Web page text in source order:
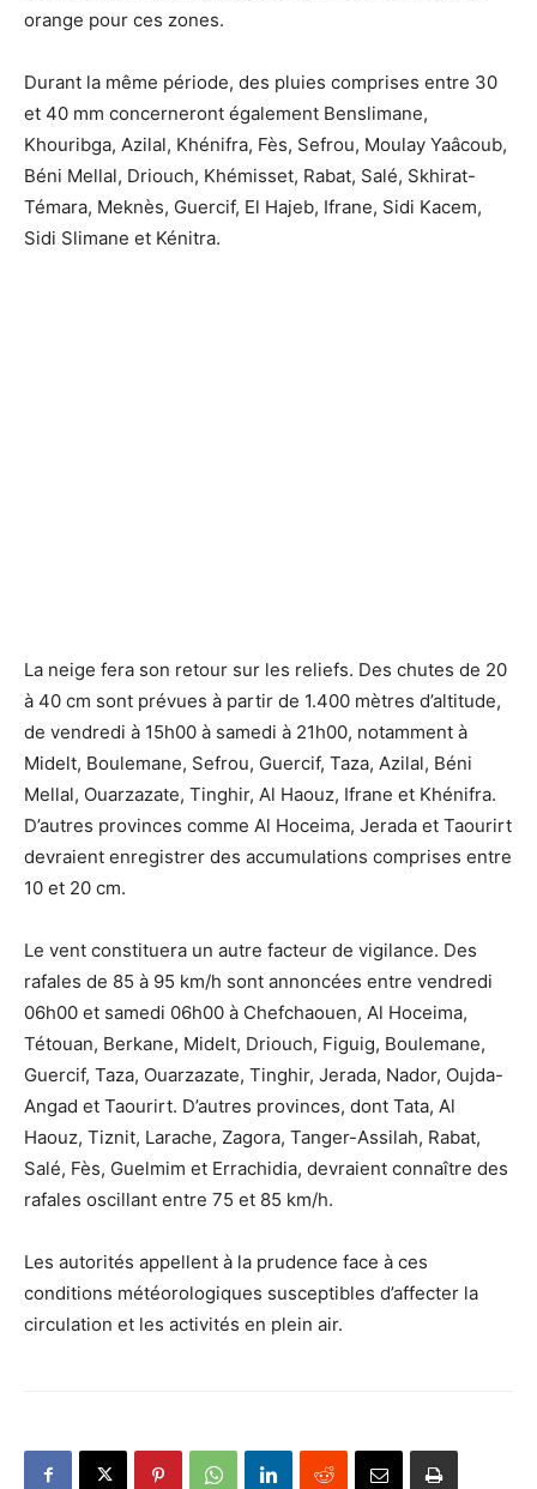
orange pour ces zones.
Durant la même période, des pluies comprises entre 30
et 40 mm concerneront également Benslimane,
Khouribga, Azilal, Khénifra, Fès, Sefrou, Moulay Yaâcoub,
Béni Mellal, Driouch, Khémisset, Rabat, Salé, Skhirat-
Témara, Meknès, Guercif, El Hajeb, Ifrane, Sidi Kacem,
Sidi Slimane et Kénitra.
La neige fera son retour sur les reliefs. Des chutes de 20
à 40 cm sont prévues à partir de 1.400 mètres d’altitude,
de vendredi à 15h00 à samedi à 21h00, notamment à
Midelt, Boulemane, Sefrou, Guercif, Taza, Azilal, Béni
Mellal, Ouarzazate, Tinghir, Al Haouz, Ifrane et Khénifra.
D’autres provinces comme Al Hoceima, Jerada et Taourirt
devraient enregistrer des accumulations comprises entre
10 et 20 cm.
Le vent constituera un autre facteur de vigilance. Des
rafales de 85 à 95 km/h sont annoncées entre vendredi
06h00 et samedi 06h00 à Chefchaouen, Al Hoceima,
Tétouan, Berkane, Midelt, Driouch, Figuig, Boulemane,
Guercif, Taza, Ouarzazate, Tinghir, Jerada, Nador, Oujda-
Angad et Taourirt. D’autres provinces, dont Tata, Al
Haouz, Tiznit, Larache, Zagora, Tanger-Assilah, Rabat,
Salé, Fès, Guelmim et Errachidia, devraient connaître des
rafales oscillant entre 75 et 85 km/h.
Les autorités appellent à la prudence face à ces
conditions météorologiques susceptibles d’affecter la
circulation et les activités en plein air.